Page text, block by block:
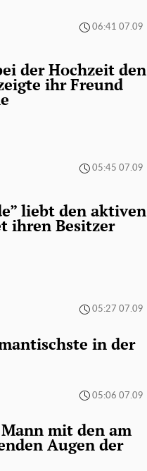
06:41 07.09
der Hochzeit den
ihr Freund
05:45 07.09
liebt den aktiven
ihren Besitzer
05:27 07.09
in der
05:06 07.09
mit den am
Augen der